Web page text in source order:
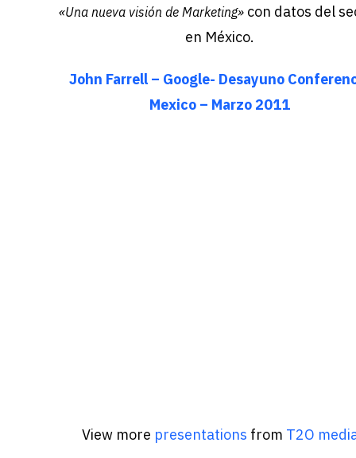
«Una nueva visión de Marketing» con datos del
en México.
John Farrell – Google- Desayuno
Mexico – Marzo 2011
View more presentations from T2O